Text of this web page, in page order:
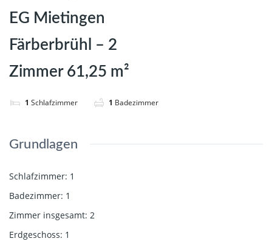
EG Mietingen
Färberbrühl – 2
Zimmer 61,25 m²
1 Schlafzimmer 1 Badezimmer
Grundlagen
Schlafzimmer: 1
Badezimmer: 1
Zimmer insgesamt: 2
Erdgeschoss: 1